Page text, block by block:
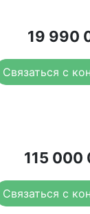
19 990
Связаться с
115
Связаться с